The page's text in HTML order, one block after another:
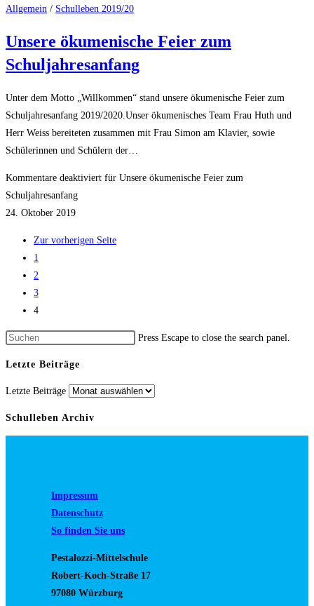
Allgemein / Schulleben 2019/20
Unsere ökumenische Feier zum
Schuljahresanfang
Unter dem Motto „Willkommen“ stand unsere ökumenische Feier zum
Schuljahresanfang 2019/2020.Unser ökumenisches Team Frau Huth und
Herr Weiss bereiteten zusammen mit Frau Simon am Klavier, sowie
Schülerinnen und Schülern der…
Kommentare deaktiviert für Unsere ökumenische Feier zum
Schuljahresanfang
24. Oktober 2019
Zur vorherigen Seite
1
2
3
4
Press Escape to close the search panel.
Letzte Beiträge
Letzte Beiträge
Schulleben Archiv
Impressum
Datenschutz
So finden Sie uns
Pestalozzi-Mittelschule
Robert-Koch-Straße 17
97080 Würzburg